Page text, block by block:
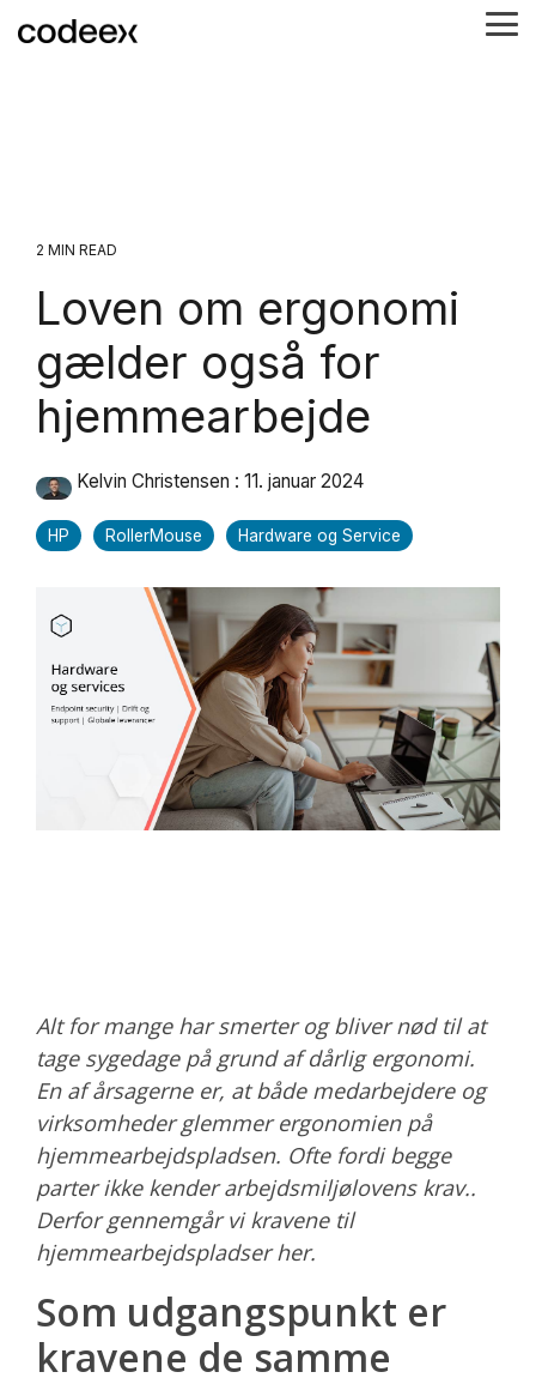
to
2 MIN READ
Loven om ergonomi
gælder også for
hjemmearbejde
Kelvin Christensen : 11. januar 2024
HP RollerMouse Hardware og Service
Alt for mange har smerter og bliver nød til at
tage sygedage på grund af dårlig ergonomi.
En af årsagerne er, at både medarbejdere og
virksomheder glemmer ergonomien på
hjemmearbejdspladsen. Ofte fordi begge
parter ikke kender arbejdsmiljølovens krav..
Derfor gennemgår vi kravene til
hjemmearbejdspladser her.
Som udgangspunkt er
kravene de samme